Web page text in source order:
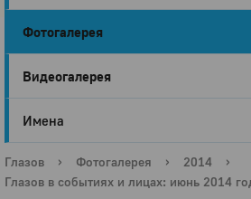
Фотогалерея
Видеогалерея
Имена
Глазов › Фотогалерея › 2014
›
Глазов в событиях и лицах: июнь 2014